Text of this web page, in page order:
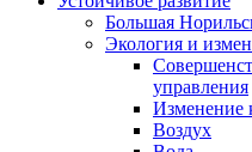
Большая
Экология и
управления
Изменение
Воздух